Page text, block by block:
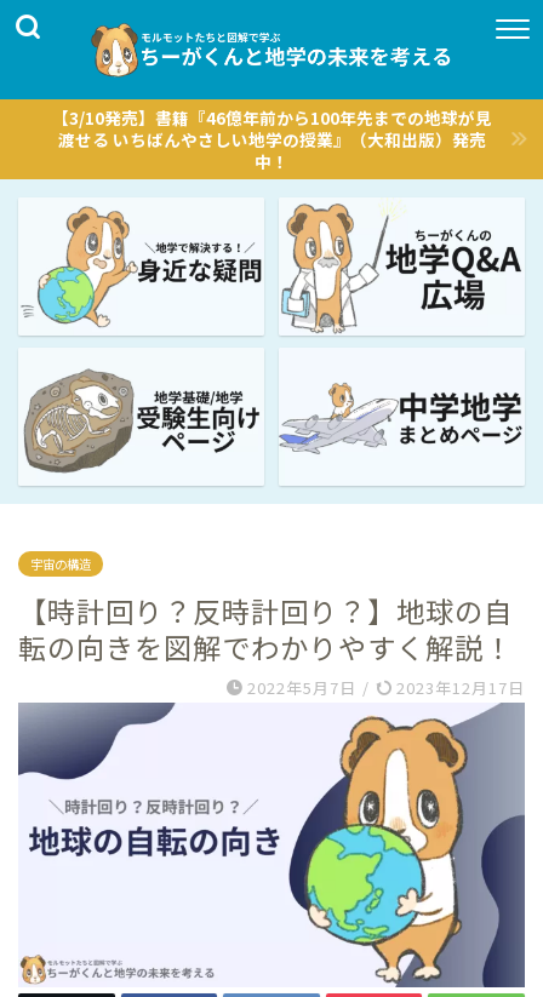
【3/10発売】書籍『46億年前から100年先までの地球が見
渡せる いちばんやさしい地学の授業』（大和出版）発売
中！
宇宙の構造
【時計回り？反時計回り？】地球の自
転の向きを図解でわかりやすく解説！
2022年5月7日 / 2023年12月17日